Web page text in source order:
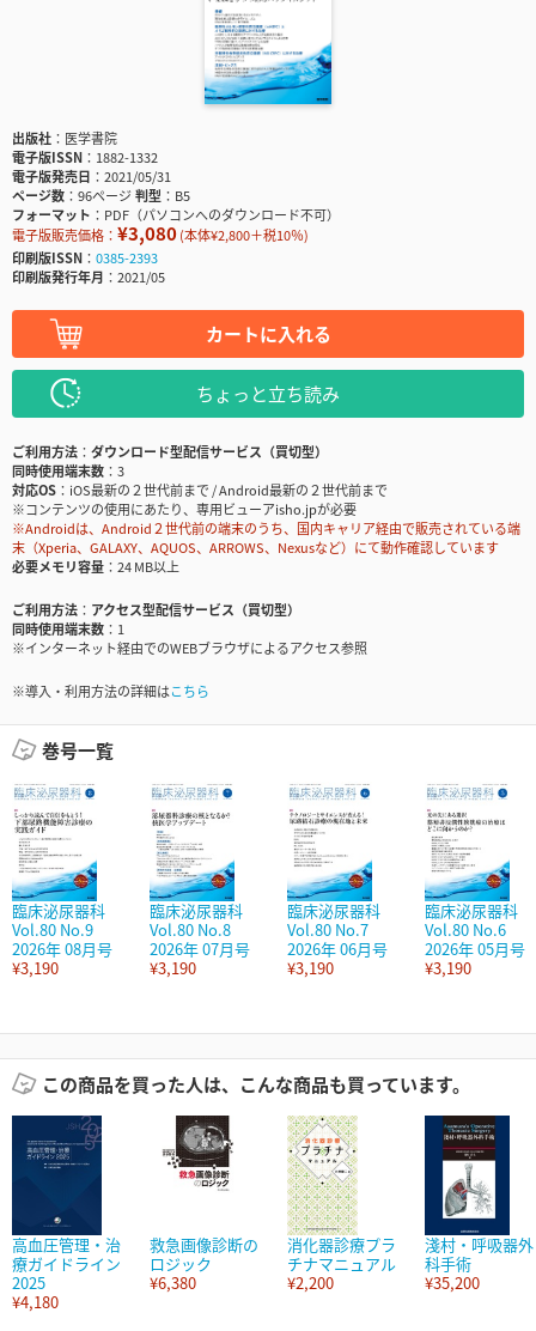
出版社
医学書院
電子版ISSN
1882-1332
電子版発売日
2021/05/31
ページ数
96ページ判型
B5
フォーマット
PDF（パソコンへのダウンロード不可）
電子版販売価格： ¥3,080(本体¥2,800＋税10％)
印刷版ISSN
0385-2393
印刷版発行年月
2021/05
カートに入れる
ちょっと立ち読み
ご利用方法
ダウンロード型配信サービス（買切型）
同時使用端末数
3
対応OS
iOS最新の２世代前まで / Android最新の２世代前まで
※コンテンツの使用にあたり、専用ビューアisho.jpが必要
※Androidは、Android２世代前の端末のうち、国内キャリア経由で販売されている端
末（Xperia、GALAXY、AQUOS、ARROWS、Nexusなど）にて動作確認しています
必要メモリ容量
24 MB以上
ご利用方法
アクセス型配信サービス（買切型）
同時使用端末数
1
※インターネット経由でのWEBブラウザによるアクセス参照
※導入・利用方法の詳細はこちら
巻号一覧
臨床泌尿器科
Vol.80 No.9
2026年 08月号
¥3,190
臨床泌尿器科
Vol.80 No.8
2026年 07月号
¥3,190
臨床泌尿器科
Vol.80 No.7
2026年 06月号
¥3,190
臨床泌尿器科
Vol.80 No.6
2026年 05月号
¥3,190
この商品を買った人は、こんな商品も買っています。
高血圧管理・治
療ガイドライン
2025
¥4,180
救急画像診断の
ロジック
¥6,380
消化器診療プラ
チナマニュアル
¥2,200
淺村・呼吸器外
科手術
¥35,200